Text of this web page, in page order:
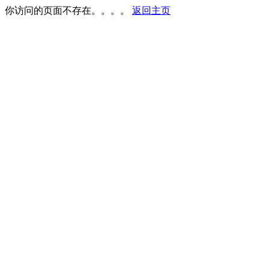
你访问的页面不存在。。。。 返回主页